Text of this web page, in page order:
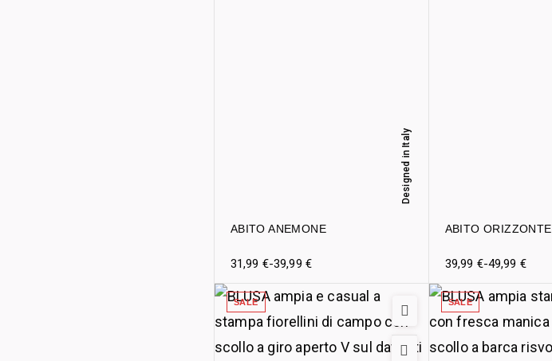
ABITO ANEMONE
Designed in Italy
31,99 €-39,99 €
ABITO ORIZZONTE
39,99 €-49,99 €
SALE SALE